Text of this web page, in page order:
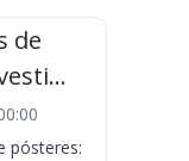
de
pósteres: